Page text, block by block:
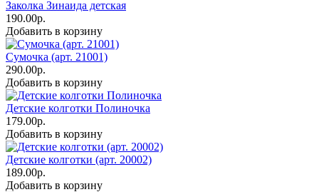
Заколка Зинаида детская
190.00р.
Добавить в корзину
Сумочка (арт. 21001)
290.00р.
Добавить в корзину
Детские колготки Полиночка
179.00р.
Добавить в корзину
Детские колготки (арт. 20002)
189.00р.
Добавить в корзину